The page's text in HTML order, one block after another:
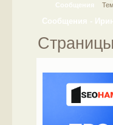
Сообщения
Сообщения -